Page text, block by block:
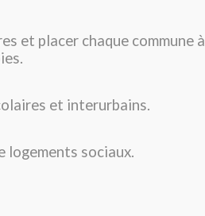
et placer chaque commune à
et interurbains.
logements sociaux.